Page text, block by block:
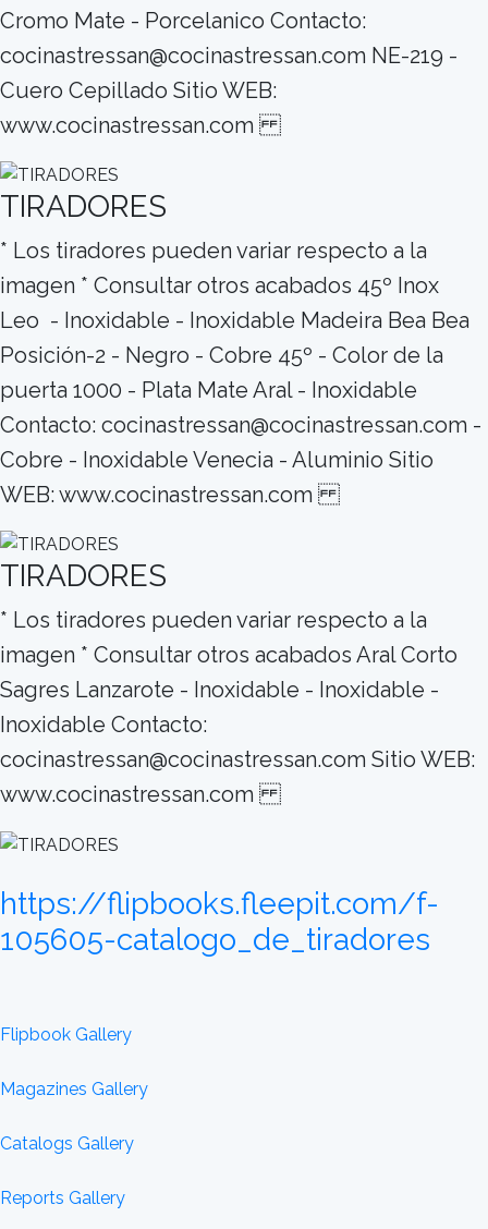
Cromo Mate - Porcelanico Contacto:
cocinastressan@cocinastressan.com NE-219 -
Cuero Cepillado Sitio WEB:
www.cocinastressan.com
TIRADORES
* Los tiradores pueden variar respecto a la
imagen * Consultar otros acabados 45º Inox
Leo - Inoxidable - Inoxidable Madeira Bea Bea
Posición-2 - Negro - Cobre 45º - Color de la
puerta 1000 - Plata Mate Aral - Inoxidable
Contacto: cocinastressan@cocinastressan.com -
Cobre - Inoxidable Venecia - Aluminio Sitio
WEB: www.cocinastressan.com
TIRADORES
* Los tiradores pueden variar respecto a la
imagen * Consultar otros acabados Aral Corto
Sagres Lanzarote - Inoxidable - Inoxidable -
Inoxidable Contacto:
cocinastressan@cocinastressan.com Sitio WEB:
www.cocinastressan.com
https://flipbooks.fleepit.com/f-
105605-catalogo_de_tiradores
Flipbook Gallery
Magazines Gallery
Catalogs Gallery
Reports Gallery